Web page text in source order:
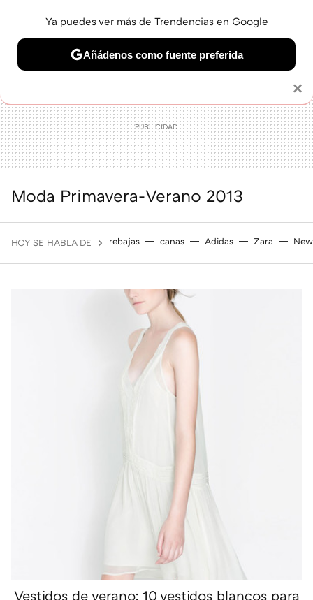
BELLEZA SHOPPING VIAJES GASTRO SNEAKERS
Moda Primavera-Verano 2013
HOY SE HABLA DE rebajas canas Adidas Zara
Vestidos de verano: 10 vestidos blancos para
×
Ya puedes ver más de Trendencias en Google
Añádenos como fuente preferida